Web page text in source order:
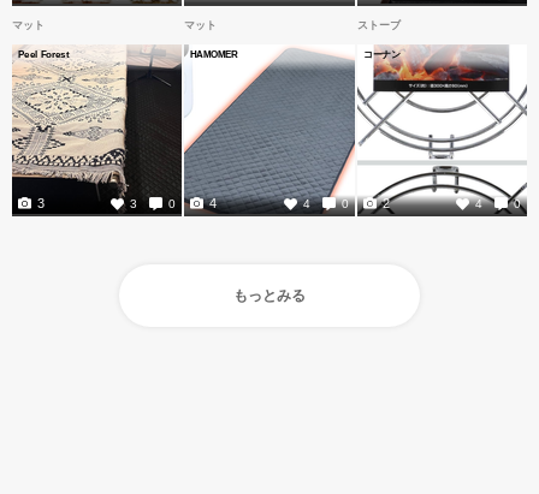
マット
Peel Forest
3 0
3
マット
HAMOMER
4 0
4
ストーブ
コーナン
4 0
2
もっとみる